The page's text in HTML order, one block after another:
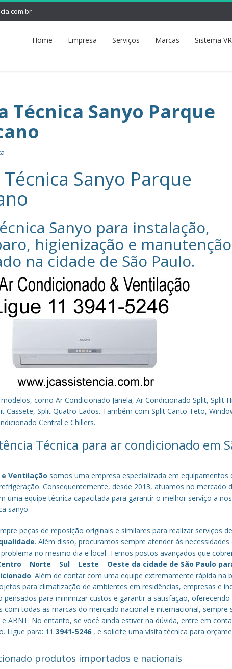
Home Empresa Serviços Marcas Sistema
Técnica Sanyo Parque
Sanyo Parque
Sanyo‎ para instalação,
higienização e
na cidade de São Paulo.
como Ar Condicionado Janela, Ar Condicionado Split, Split
Cassete, Split Quatro Lados. Também com Split Canto Teto,
Central e Chillers.
Técnica para ar condicionado em
e Ventilação somos uma empresa especializada em equipamentos
Consequentemente, desde 2013, atuamos no mercado
uma equipe técnica capacitada para garantir o melhor serviço a
sanyo.
peças de reposição originais e similares para realizar serviços de
. Além disso, procuramos sempre atender às necessidades
no mesmo dia e local. Temos postos avançados que
– Norte – Sul – Leste – Oeste da cidade de São Paulo
. Além de contar com uma equipe extremamente rápida na
para climatização de ambientes em residências, empresas e
pensados para minimizar custos e garantir a satisfação,
com todas as marcas do mercado nacional e internacional, sempre
ABNT. No entanto, se você ainda estiver na dúvida, entre em
Ligue para: 113941-5246 , e solicite uma visita técnica para
produtos importados e nacionais